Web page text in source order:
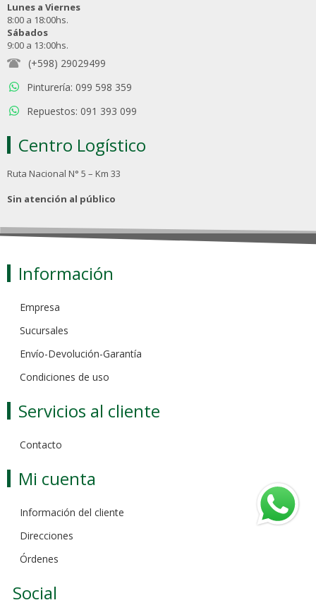
Lunes a Viernes
8:00 a 18:00hs.
Sábados
9:00 a 13:00hs.
(+598) 29029499
Pinturería: 099 598 359
Repuestos: 091 393 099
Centro Logístico
Ruta Nacional N° 5 – Km 33
Sin atención al público
Información
Empresa
Sucursales
Envío-Devolución-Garantía
Condiciones de uso
Servicios al cliente
Contacto
Mi cuenta
Información del cliente
Direcciones
Órdenes
Social